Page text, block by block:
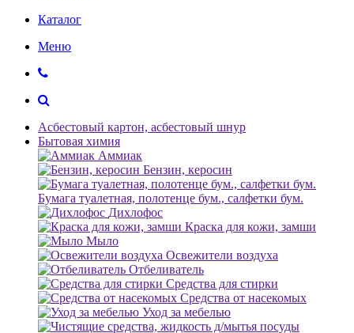
Каталог
Меню
Асбестовый картон, асбестовый шнур
Бытовая химия
Аммиак
Бензин, керосин
Бумага туалетная, полотенце бум., салфетки бум.
Дихлофос
Краска для кожи, замши
Мыло
Освежители воздуха
Отбеливатель
Средства для стирки
Средства от насекомых
Уход за мебелью